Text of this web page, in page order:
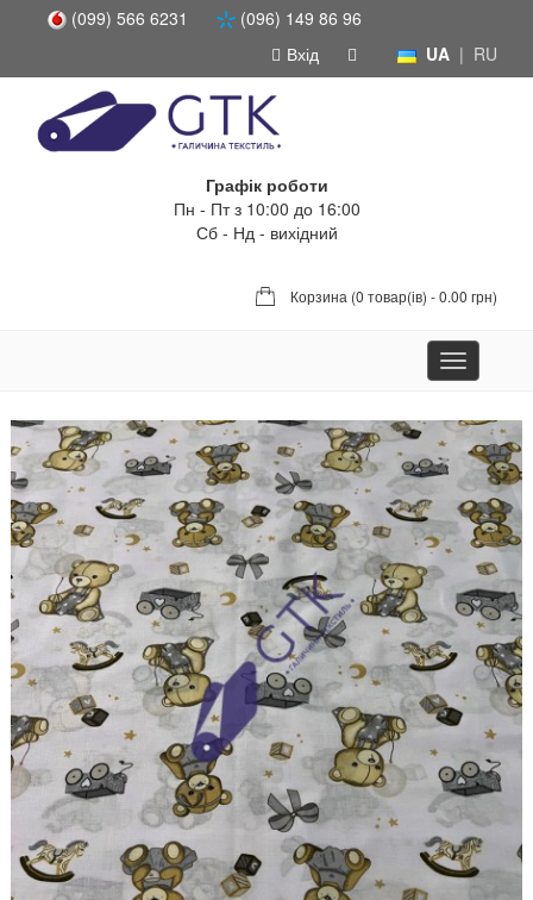
(099) 566 6231
(096) 149 86 96
UA | RU
Вхід
Графік роботи
Пн - Пт з 10:00 до 16:00
Сб - Нд - вихідний
Корзина (0 товар(ів) - 0.00 грн)
Toggle
navigation